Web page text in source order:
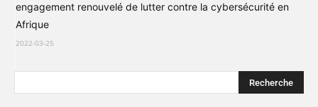
engagement renouvelé de lutter contre la cybersécurité en
Afrique
2022-03-25